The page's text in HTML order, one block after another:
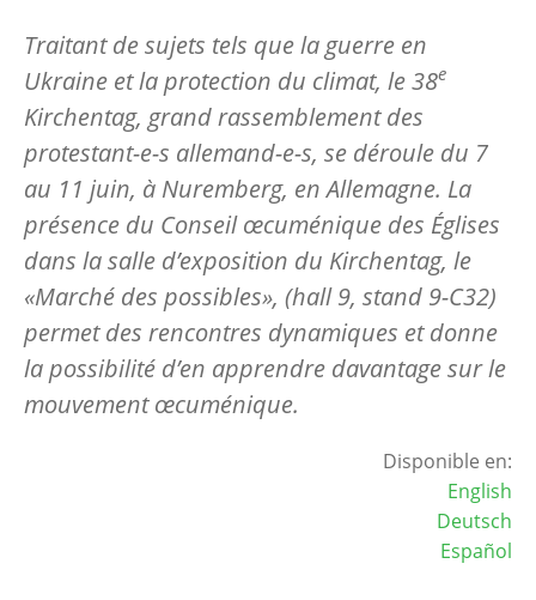
Traitant de sujets tels que la guerre en
Ukraine et la protection du climat, le 38e
Kirchentag, grand rassemblement des
protestant-e-s allemand-e-s, se déroule du 7
au 11 juin, à Nuremberg, en Allemagne. La
présence du Conseil œcuménique des Églises
dans la salle d’exposition du Kirchentag, le
«Marché des possibles», (hall 9, stand 9-C32)
permet des rencontres dynamiques et donne
la possibilité d’en apprendre davantage sur le
mouvement œcuménique.
Disponible en:
English
Deutsch
Español